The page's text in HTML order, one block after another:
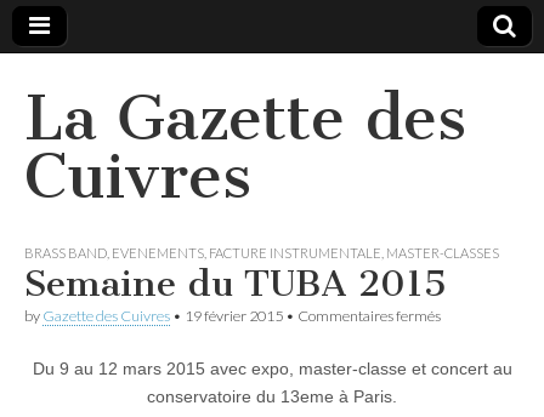
La Gazette des
Cuivres
BRASS BAND EVENEMENTS FACTURE INSTRUMENTALE MASTER-CLASSES
Semaine du TUBA 2015
by Gazette des Cuivres • 19 février 2015 • Commentaires ferméssur
TUBA
Du 9 au 12 mars 2015 avec expo, master-classe et concert au
conservatoire du 13eme à Paris.